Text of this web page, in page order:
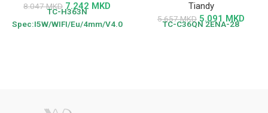
8.047MKD 7.242 MKD
TC-H363N
Spec:I5W/WIFI/Eu/4mm/V4.0
Tiandy
5.657MKD 5.091 MKD
TC-C36QN2ENA-28